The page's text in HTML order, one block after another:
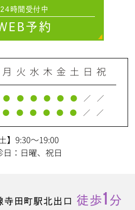
24時間受付中
予約
月 火 水 木 金 土 日 祝
● ● ● ● ● ● ／ ／
● ● ● ● ● ● ／ ／
土】9:30～19:00
日：日曜、祝日
寺田町駅北出口徒歩1 分